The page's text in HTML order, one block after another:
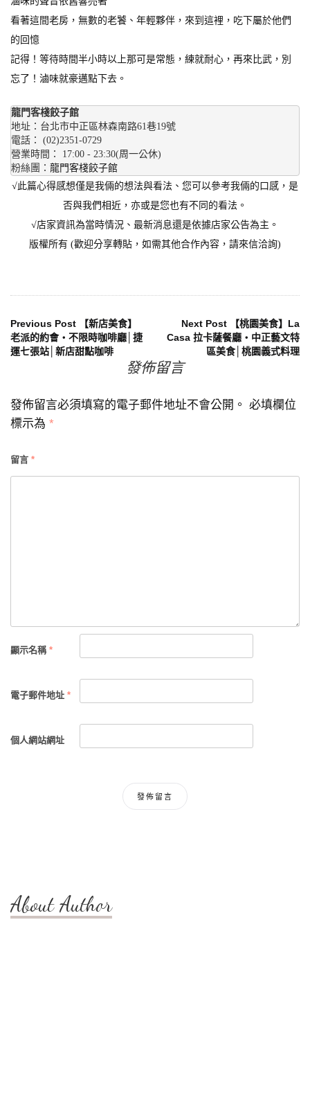
看著這間老房，無數的老饕、年輕夥伴，來到這裡，吃下屬於他們
的回憶
記得！等待時間半小時以上那可是常態，練就耐心，再來比武，別
忘了！滷味就豪邁點下去。
龍門客棧餃子館
地址：台北市中正區林森南路61巷19號
電話： (02)2351-0729
營業時間： 17:00 - 23:30(周一公休)
粉絲團： 龍門客棧餃子館
√此篇心得感想僅是我倆的想法與看法、您可以參考我倆的口感，是
否與我們相近，亦或是您也有不同的看法。
√店家資訊為當時情況、最新消息還是依據店家公告為主。
版權所有 (歡迎分享轉貼，如需其他合作內容，請來信洽詢)
文
章
覽
Previous Post 【新店美食】
老派的約會‧不限時咖啡廳│捷
運七張站│新店甜點咖啡
Next Post 【桃園美食】La
Casa 拉卡薩餐廳‧中正藝文特
區美食│桃園義式料理
發佈留言
發佈留言必須填寫的電子郵件地址不會公開。 必填欄位
標示為 *
留言 *
顯示名稱 *
電子郵件地址 *
個人網站網址
About Author